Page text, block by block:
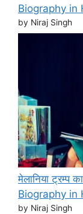
Biography in
by Niraj Singh
मेलानिया ट्रम्प
Biography in
by Niraj Singh